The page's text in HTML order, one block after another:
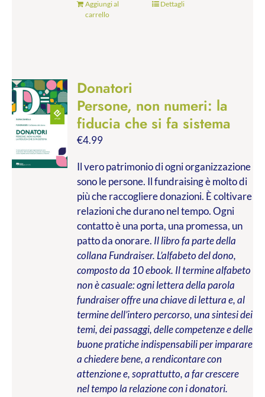
Aggiungi al
carrello
Dettagli
Donatori
Persone, non numeri: la
fiducia che si fa sistema
€4.99
Il vero patrimonio di ogni organizzazione
sono le persone. Il fundraising è molto di
più che raccogliere donazioni. È coltivare
relazioni che durano nel tempo. Ogni
contatto è una porta, una promessa, un
patto da onorare. Il libro fa parte della
collana Fundraiser. L’alfabeto del dono,
composto da 10 ebook. Il termine alfabeto
non è casuale: ogni lettera della parola
fundraiser offre una chiave di lettura e, al
termine dell’intero percorso, una sintesi dei
temi, dei passaggi, delle competenze e delle
buone pratiche indispensabili per imparare
a chiedere bene, a rendicontare con
attenzione e, soprattutto, a far crescere
nel tempo la relazione con i donatori.